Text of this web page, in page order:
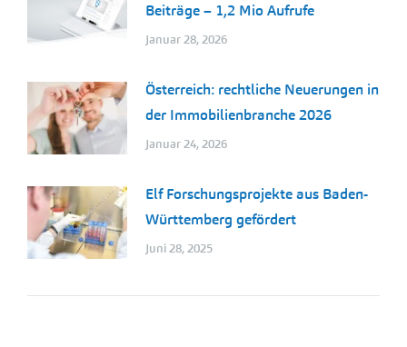
Beiträge – 1,2 Mio Aufrufe
Januar 28, 2026
Österreich: rechtliche Neuerungen in
der Immobilienbranche 2026
Januar 24, 2026
Elf Forschungsprojekte aus Baden-
Württemberg gefördert
Juni 28, 2025